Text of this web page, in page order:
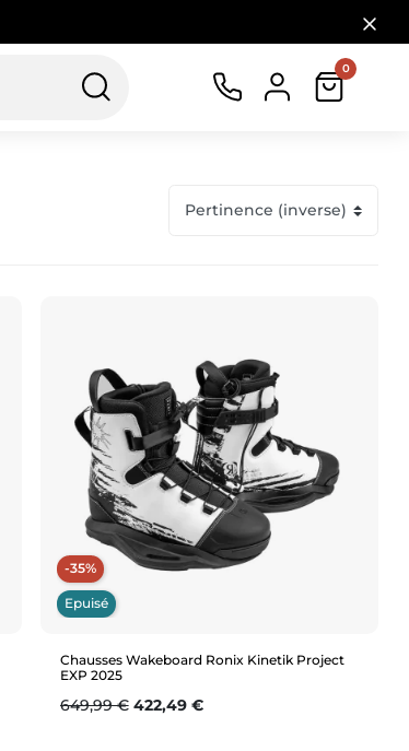
0
-35%
Epuisé
Chausses Wakeboard Ronix Kinetik Project
EXP 2025
Prix de base
649,99 € Prix
422,49 €